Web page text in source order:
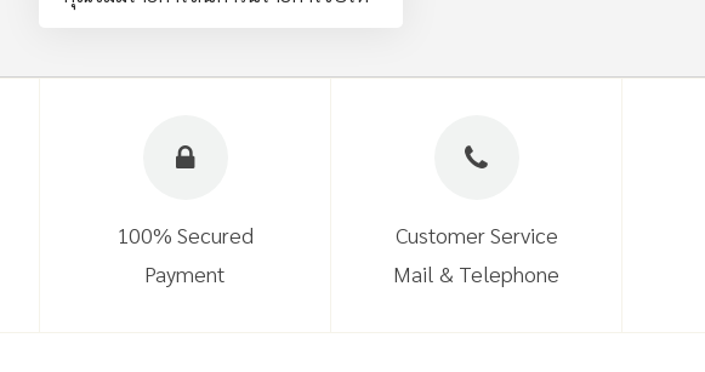
100% Secured
Payment
Customer Service
Mail & Telephone